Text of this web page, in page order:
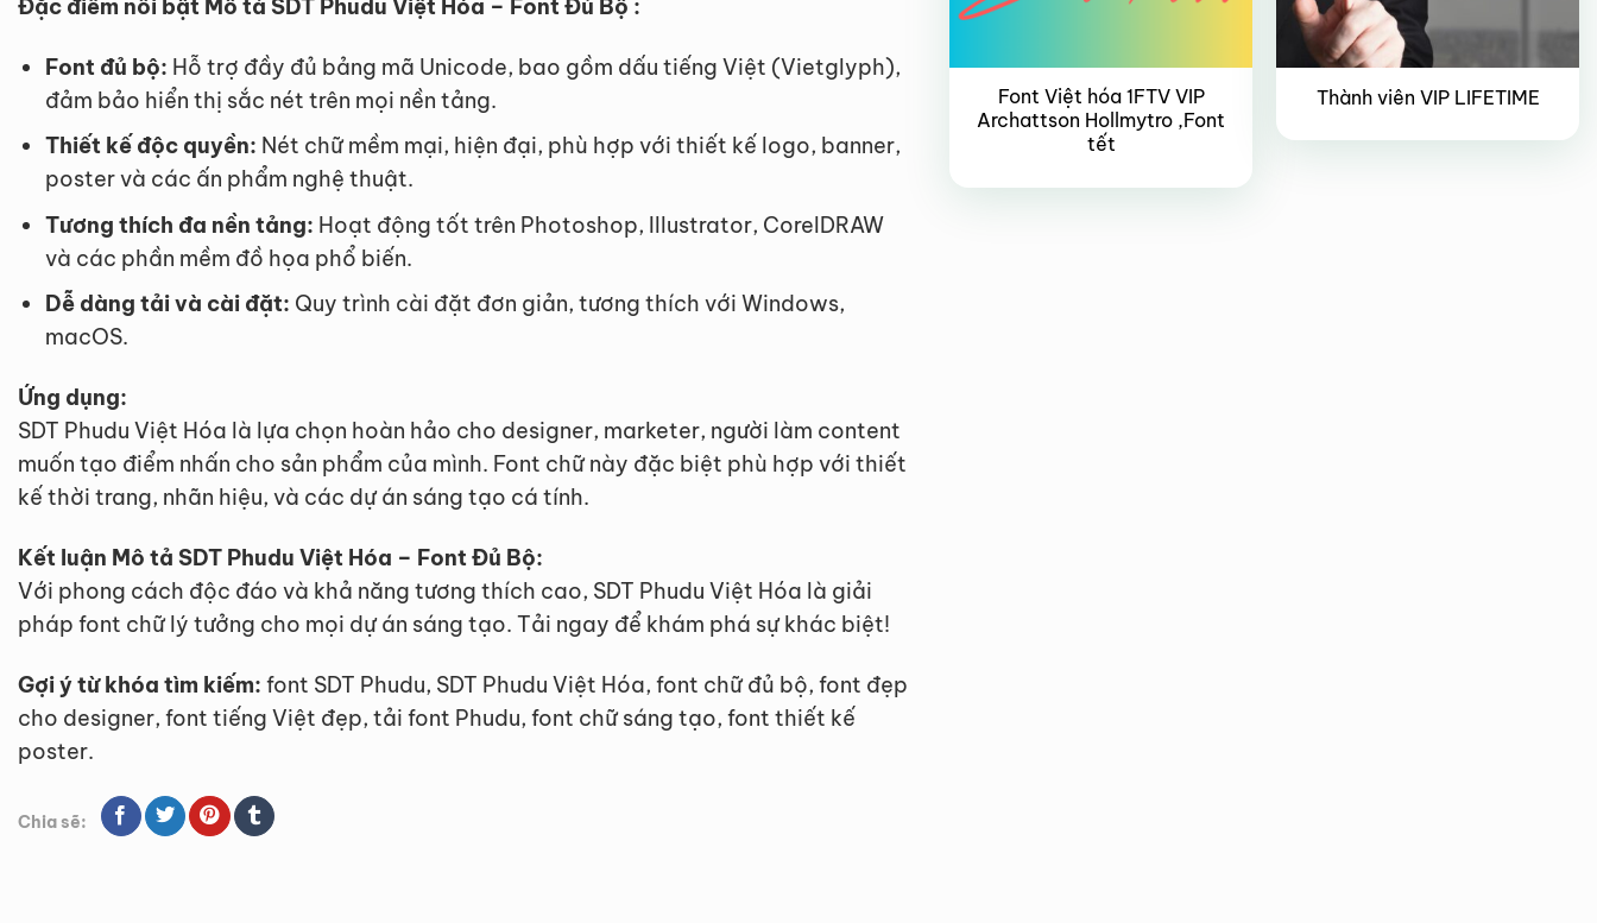
Đặc điểm nổi bật Mô tả SDT Phudu Việt Hóa – Font Đủ Bộ :
Font đủ bộ: Hỗ trợ đầy đủ bảng mã Unicode, bao gồm dấu tiếng Việt (Vietglyph),
đảm bảo hiển thị sắc nét trên mọi nền tảng.
Thiết kế độc quyền: Nét chữ mềm mại, hiện đại, phù hợp với thiết kế logo, banner,
poster và các ấn phẩm nghệ thuật.
Tương thích đa nền tảng: Hoạt động tốt trên Photoshop, Illustrator, CorelDRAW
và các phần mềm đồ họa phổ biến.
Dễ dàng tải và cài đặt: Quy trình cài đặt đơn giản, tương thích với Windows,
macOS.
Ứng dụng:
SDT Phudu Việt Hóa là lựa chọn hoàn hảo cho designer, marketer, người làm content
muốn tạo điểm nhấn cho sản phẩm của mình. Font chữ này đặc biệt phù hợp với thiết
kế thời trang, nhãn hiệu, và các dự án sáng tạo cá tính.
Kết luận Mô tả SDT Phudu Việt Hóa – Font Đủ Bộ:
Với phong cách độc đáo và khả năng tương thích cao, SDT Phudu Việt Hóa là giải
pháp font chữ lý tưởng cho mọi dự án sáng tạo. Tải ngay để khám phá sự khác biệt!
Gợi ý từ khóa tìm kiếm: font SDT Phudu, SDT Phudu Việt Hóa, font chữ đủ bộ, font đẹp
cho designer, font tiếng Việt đẹp, tải font Phudu, font chữ sáng tạo, font thiết kế
poster.
Chia sẽ:
Font Việt hóa 1FTV VIP
Archattson Hollmytro ,Font
tết
Thành viên VIP LIFETIME